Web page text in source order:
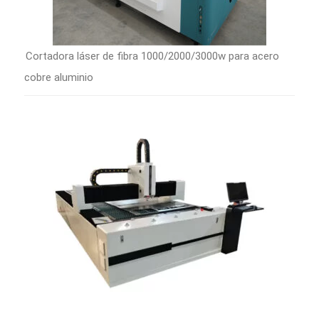
Cortadora láser de fibra 1000/2000/3000w para acero
cobre aluminio